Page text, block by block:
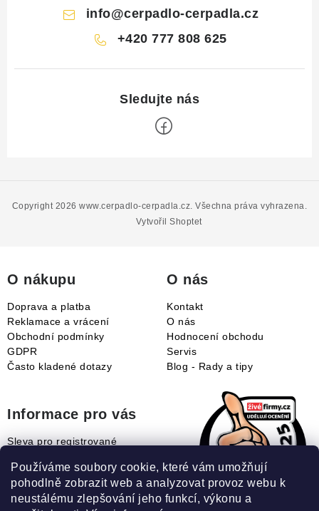
Používáme soubory cookie, které vám umožňují
pohodlně zobrazit web a analyzovat provoz webu k
neustálému zlepšování jeho funkcí, výkonu a
info@cerpadlo-cerpadla.cz
+420 777 808 625
Vytvořil Shoptet
Copyright 2026www.cerpadlo-cerpadla.cz. Všechna práva vyhrazena.
O nákupu
Doprava a platba
Reklamace a vrácení
Obchodní podmínky
GDPR
Často kladené dotazy
O nás
Kontakt
O nás
Hodnocení obchodu
Servis
Blog - Rady a tipy
Informace pro vás
Sleva pro registrované
Jak uplatnit slevový kupón?
Jak nakupovat?
Slovník pojmů